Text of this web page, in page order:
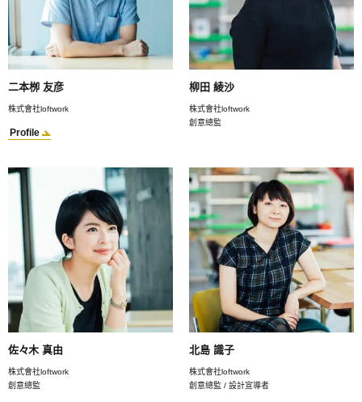
二本栁 友彦
株式會社loftwork
Profile
柳田 綾沙
株式會社loftwork
創意總監
佐々木 真由
株式會社loftwork
創意總監
北島 識子
株式會社loftwork
創意總監 / 設計宣導者